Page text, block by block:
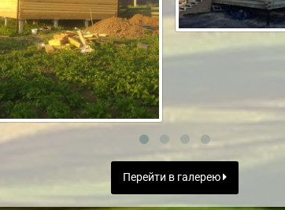
Перейти в галерею